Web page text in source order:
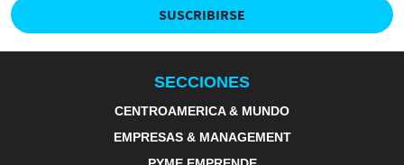
SUSCRIBIRSE
SECCIONES
CENTROAMERICA & MUNDO
EMPRESAS & MANAGEMENT